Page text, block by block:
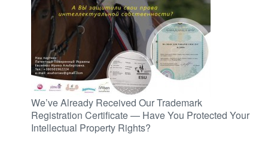
We’ve Already Received Our Trademark
Registration Certificate — Have You Protected Your
Intellectual Property Rights?